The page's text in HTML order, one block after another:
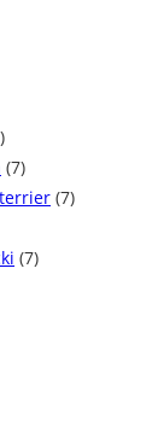
(7)
(7)
(7)